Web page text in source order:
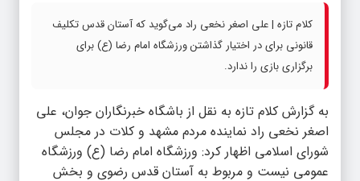
کلام تازه | علی اصغر نخعی راد می‌گوید که آستان قدس تکلیف
قانونی برای در اختیار گذاشتن ورزشگاه امام رضا (ع) برای
برگزاری بازی را ندارد.
به گزارش کلام تازه به نقل از باشگاه خبرنگاران جوان، علی
اصغر نخعی راد نماینده مردم مشهد و کلات در مجلس
شورای اسلامی اظهار کرد: ورزشگاه امام رضا (ع) ورزشگاه
عمومی نیست و مربوط به آستان قدس رضوی و بخش